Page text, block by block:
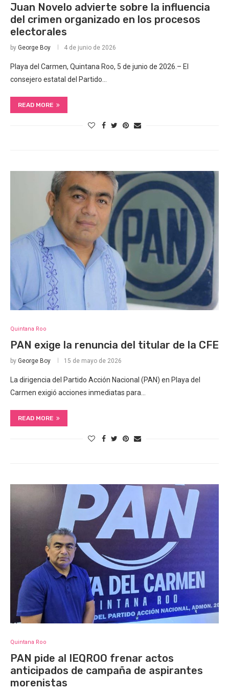
Juan Novelo advierte sobre la influencia
del crimen organizado en los procesos
electorales
by George Boy 4 de junio de 2026
Playa del Carmen, Quintana Roo, 5 de junio de 2026.– El
consejero estatal del Partido…
READ MORE
Quintana Roo
PAN exige la renuncia del titular de la CFE
by George Boy 15 de mayo de 2026
La dirigencia del Partido Acción Nacional (PAN) en Playa del
Carmen exigió acciones inmediatas para…
READ MORE
Quintana Roo
PAN pide al IEQROO frenar actos
anticipados de campaña de aspirantes
morenistas